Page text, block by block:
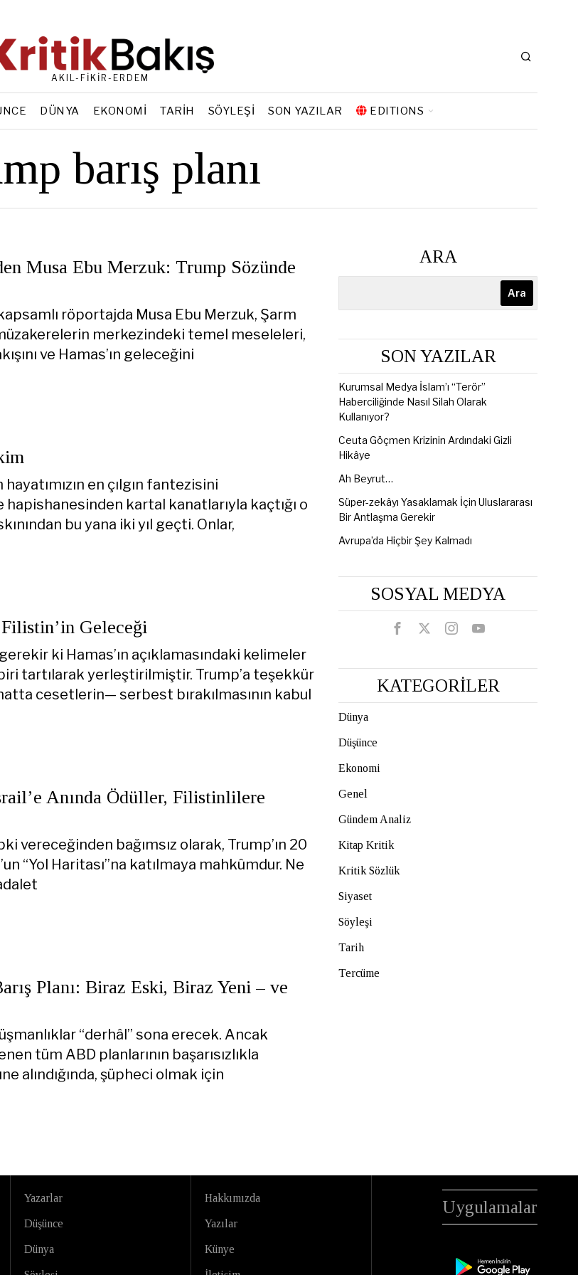
AKIL-FİKİR-ERDEM
DÜNYA EKONOMI TARIH SÖYLEŞI SON YAZILAR EDITIONS
barış planı
Musa Ebu Merzuk: Trump Sözünde
röportajda Musa Ebu Merzuk, Şarm
merkezindeki temel meseleleri,
ve Hamas’ın geleceğini
hayatımızın en çılgın fantezisini
kartal kanatlarıyla kaçtığı o
bu yana iki yıl geçti. Onlar,
Geleceği
ki Hamas’ın açıklamasındaki kelimeler
tartılarak yerleştirilmiştir. Trump’a teşekkür
cesetlerin— serbest bırakılmasının kabul
Anında Ödüller, Filistinlilere
vereceğinden bağımsız olarak, Trump’ın 20
“Yol Haritası”na katılmaya mahkûmdur. Ne
Planı: Biraz Eski, Biraz Yeni – ve
“derhâl” sona erecek. Ancak
tüm ABD planlarının başarısızlıkla
alındığında, şüpheci olmak için
ARA
Ara
SON YAZILAR
Kurumsal Medya İslam’ı “Terör”
Haberciliğinde Nasıl Silah Olarak
Kullanıyor?
Ceuta Göçmen Krizinin Ardındaki Gizli
Hikâye
Ah Beyrut…
Süper-zekâyı Yasaklamak İçin Uluslararası
Bir Antlaşma Gerekir
Avrupa’da Hiçbir Şey Kalmadı
SOSYAL MEDYA
KATEGORİLER
Dünya
Düşünce
Ekonomi
Genel
Gündem Analiz
Kitap Kritik
Kritik Sözlük
Siyaset
Söyleşi
Tarih
Tercüme
Yazarlar
Düşünce
Dünya
Hakkımızda
Yazılar
Künye
Uygulamalar